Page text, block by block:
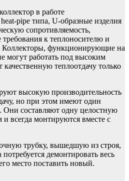
pipe типа, U-образные изделия
сопротивляемость,
к теплоносителю и
Коллекторы, функционирующие на
могут работать под высоким
теплоотдачу только
высокую производительность
но при этом имеют один
Они составляют одну целостную
всегда монтируются вместе с
трубку, вышедшую из строя,
демонтировать весь
место поставить новый.